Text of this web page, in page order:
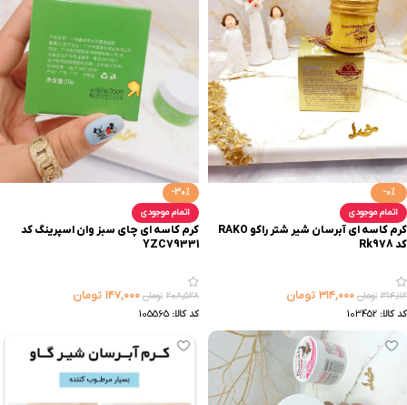
-0%
اتمام موجودی
کرم کاسه ای آبرسان شیر شتر راکو RAKO
کد Rk978
۳۱۴,۱۱۲ تومان ۳۱۴,۰۰۰ تومان
کد کالا: 103452
-30%
اتمام موجودی
کرم کاسه ای چای سبز وان اسپرینگ کد
YZC79331
۲۰۸,۵۲۸ تومان ۱۴۷,۰۰۰ تومان
کد کالا: 105565